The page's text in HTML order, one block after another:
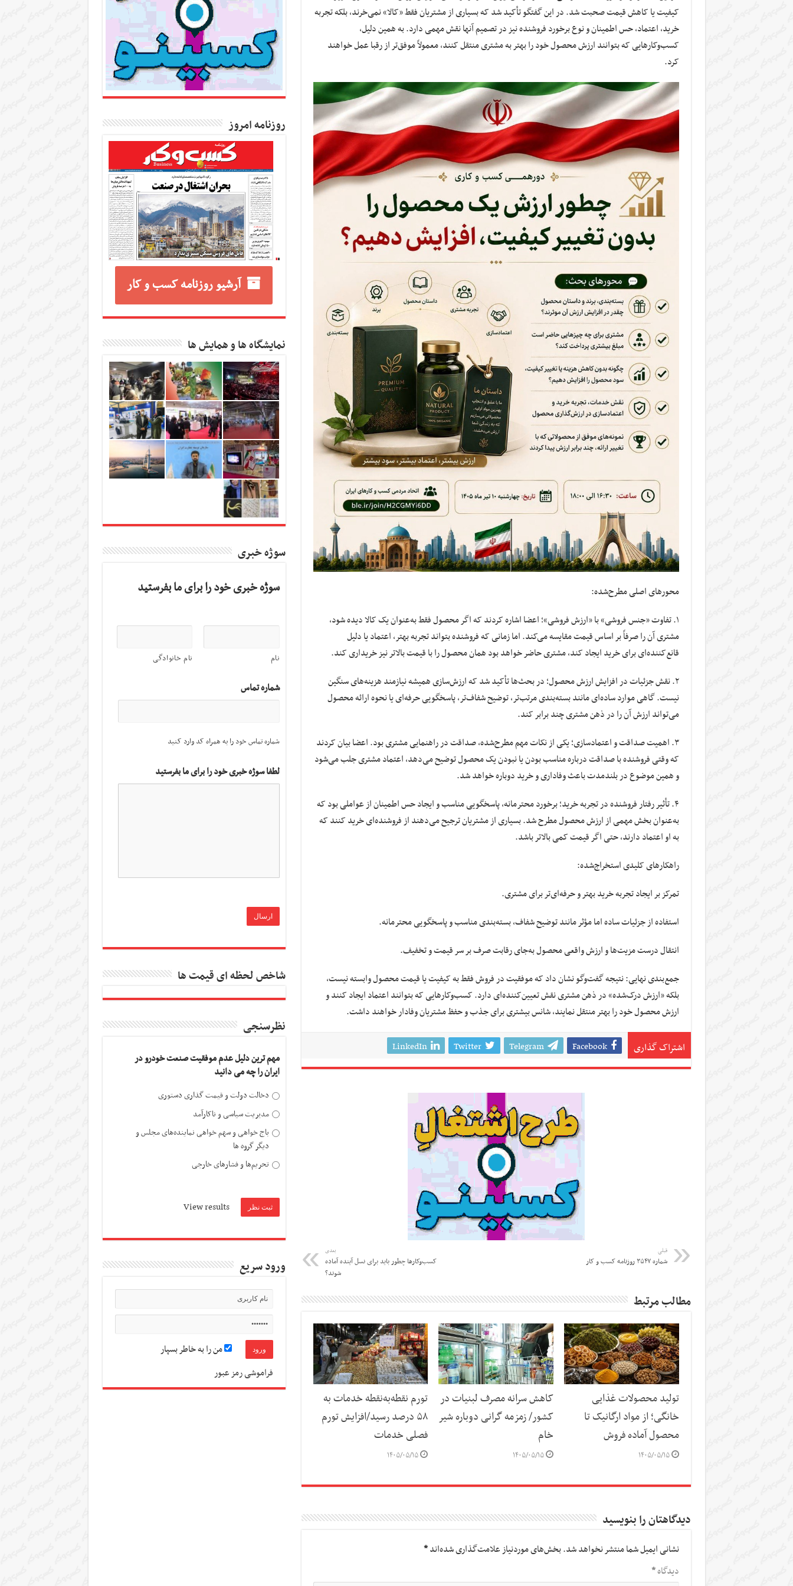
کیفیت یا کاهش قیمت صحبت شد. در این گفتگو تأکید شد که بسیاری از مشتریان فقط «کالا» نمی‌خرند، بلکه تجربه
خرید، اعتماد، حس اطمینان و نوع برخورد فروشنده نیز در تصمیم آنها نقش مهمی دارد. به همین دلیل،
کسب‌وکارهایی که بتوانند ارزش محصول خود را بهتر به مشتری منتقل کنند، معمولاً موفق‌تر از رقبا عمل خواهند
کرد.
محورهای اصلی مطرح‌شده:
۱. تفاوت «جنس فروشی» با «ارزش فروشی»؛ اعضا اشاره کردند که اگر محصول فقط به‌عنوان یک کالا دیده شود،
مشتری آن را صرفاً بر اساس قیمت مقایسه می‌کند. اما زمانی که فروشنده بتواند تجربه بهتر، اعتماد یا دلیل
قانع‌کننده‌ای برای خرید ایجاد کند، مشتری حاضر خواهد بود همان محصول را با قیمت بالاتر نیز خریداری کند.
۲. نقش جزئیات در افزایش ارزش محصول؛ در بحث‌ها تأکید شد که ارزش‌سازی همیشه نیازمند هزینه‌های سنگین
نیست. گاهی موارد ساده‌ای مانند بسته‌بندی مرتب‌تر، توضیح شفاف‌تر، پاسخگویی حرفه‌ای یا نحوه ارائه محصول
می‌تواند ارزش آن را در ذهن مشتری چند برابر کند.
۳. اهمیت صداقت و اعتمادسازی؛ یکی از نکات مهم مطرح‌شده، صداقت در راهنمایی مشتری بود. اعضا بیان کردند
که وقتی فروشنده با صداقت درباره مناسب بودن یا نبودن یک محصول توضیح می‌دهد، اعتماد مشتری جلب می‌شود
و همین موضوع در بلندمدت باعث وفاداری و خرید دوباره خواهد شد.
۴. تأثیر رفتار فروشنده در تجربه خرید؛ برخورد محترمانه، پاسخگویی مناسب و ایجاد حس اطمینان از عواملی بود که
به‌عنوان بخش مهمی از ارزش محصول مطرح شد. بسیاری از مشتریان ترجیح می‌دهند از فروشنده‌ای خرید کنند که
به او اعتماد دارند، حتی اگر قیمت کمی بالاتر باشد.
راهکارهای کلیدی استخراج‌شده:
تمرکز بر ایجاد تجربه خرید بهتر و حرفه‌ای‌تر برای مشتری.
استفاده از جزئیات ساده اما مؤثر مانند توضیح شفاف، بسته‌بندی مناسب و پاسخگویی محترمانه.
انتقال درست مزیت‌ها و ارزش واقعی محصول به‌جای رقابت صرف بر سر قیمت و تخفیف.
جمع‌بندی نهایی: نتیجه گفت‌وگو نشان داد که موفقیت در فروش فقط به کیفیت یا قیمت محصول وابسته نیست،
بلکه «ارزش درک‌شده» در ذهن مشتری نقش تعیین‌کننده‌ای دارد. کسب‌وکارهایی که بتوانند اعتماد ایجاد کنند و
ارزش محصول خود را بهتر منتقل نمایند، شانس بیشتری برای جذب و حفظ مشتریان وفادار خواهند داشت.
اشتراک گذاری Facebook
Telegram
Twitter
LinkedIn
قبلی
شماره ۳۵۴۷ روزنامه کسب و کار
بعدی
کسب‌وکارها چطور باید برای نسل آینده آماده
شوند؟
مطالب مرتبط
تولید محصولات غذایی
خانگی؛ از مواد ارگانیک تا
محصول آماده فروش
۱۴۰۵/۰۵/۱۵
کاهش سرانه مصرف لبنیات در
کشور/ زمزمه گرانی دوباره شیر
خام
۱۴۰۵/۰۵/۱۵
تورم نقطه‌به‌نقطه خدمات به
۵۸ درصد رسید/افزایش تورم
فصلی خدمات
۱۴۰۵/۰۵/۱۵
دیدگاهتان را بنویسید
نشانی ایمیل شما منتشر نخواهد شد.بخش‌های موردنیاز علامت‌گذاری شده‌اند*
دیدگاه*
روزنامه امروز
آرشیو روزنامه کسب و کار
نمایشگاه ها و همایش ها
سوژه خبری
سوژه خبری خود را برای ما بفرستید
نام نام خانوادگی
شماره تماس
شماره تماس خود را به همراه کد وارد کنید
لطفا سوژه خبری خود را برای ما بفرستید
شاخص لحظه ای قیمت ها
نظرسنجی
مهم ترین دلیل عدم موفقیت صنعت خودرو در
ایران را چه می دانید
دخالت دولت و قیمت گذاری دستوری
مدیریت سیاسی و ناکارآمد
باج خواهی و سهم خواهی نماینده‌های مجلس و
دیگر گروه ها
تحریم‌ها و فشارهای خارجی
View results
ورود سریع
من را به خاطر بسپار
فراموشی رمز عبور